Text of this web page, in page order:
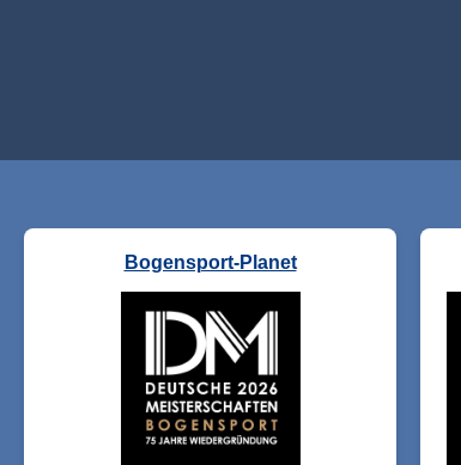
Bogensport-Planet